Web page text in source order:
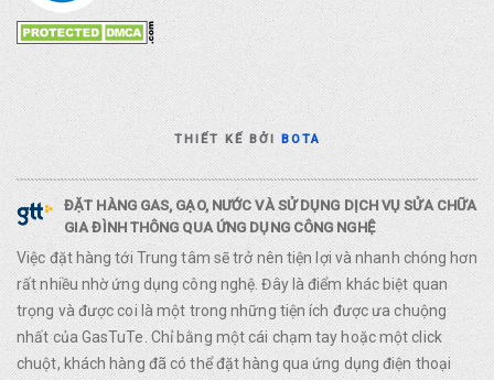
THIẾT KẾ BỞIBOTA
ĐẶT HÀNG GAS, GẠO, NƯỚC VÀ SỬ DỤNG DỊCH VỤ SỬA CHỮA
GIA ĐÌNH THÔNG QUA ỨNG DỤNG CÔNG NGHỆ
Việc đặt hàng tới Trung tâm sẽ trở nên tiện lợi và nhanh chóng hơn
rất nhiều nhờ ứng dụng công nghệ. Đây là điểm khác biệt quan
trọng và được coi là một trong những tiện ích được ưa chuộng
nhất của GasTuTe. Chỉ bằng một cái chạm tay hoặc một click
chuột, khách hàng đã có thể đặt hàng qua ứng dụng điện thoại